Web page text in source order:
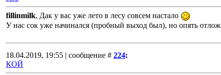
fillinmilk, Дак у вас уже лето в лесу совсем настало
У нас сок уже начинался (пробный выход был), но опять
18.04.2019, 19:55 | сообщение # 224:
КОЙ